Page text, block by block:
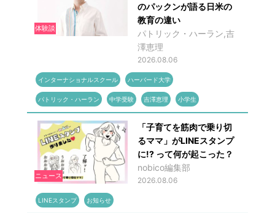
体験談
のパックンが語る日米の
教育の違い
パトリック・ハーラン,吉
澤恵理
2026.08.06
インターナショナルスクール ハーバード大学
パトリック・ハーラン 中学受験 吉澤恵理 小学生
ニュース
「子育てを筋肉で乗り切
るママ」がLINEスタンプ
に!? って何が起こった？
nobico編集部
2026.08.06
LINEスタンプ お知らせ